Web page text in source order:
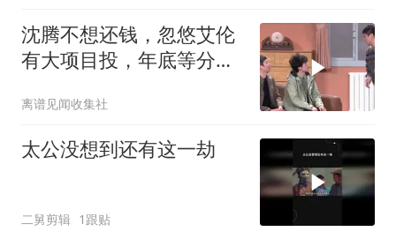
沈腾不想还钱，忽悠艾伦
有大项目投，年底等分红
离谱见闻收集社
太公没想到还有这一劫
二舅剪辑 1跟贴